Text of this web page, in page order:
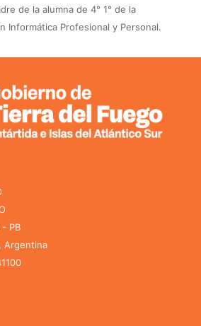
de la alumna de 4° 1° de la
Informática Profesional y Personal.
PB
Argentina